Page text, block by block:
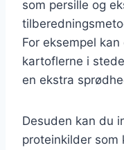
som persille og
For eksempel
kartoflerne i
en ekstra
Desuden kan du
proteinkilder som